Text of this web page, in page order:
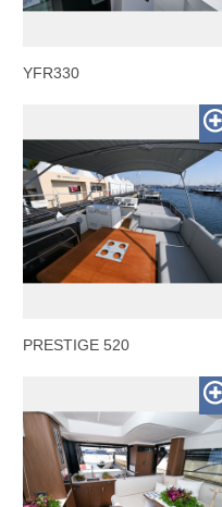
YFR330
PRESTIGE 520